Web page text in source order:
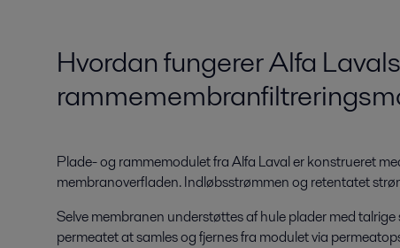
Hvordan fungerer Alfa
Plade- og rammemodulet fra Alfa Laval er konstrueret
membranoverfladen. Indløbsstrømmen og retentatet
Selve membranen understøttes af hule plader med talrige
permeatet at samles og fjernes fra modulet via